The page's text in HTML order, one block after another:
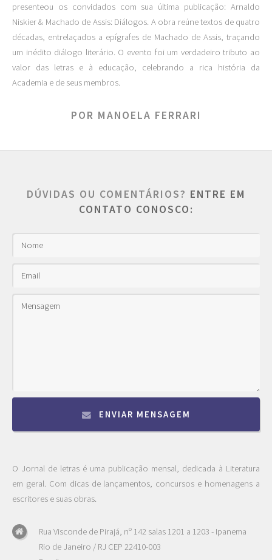
presenteou os convidados com sua última publicação: Arnaldo
Niskier & Machado de Assis: Diálogos. A obra reúne textos de quatro
décadas, entrelaçados a epígrafes de Machado de Assis, traçando
um inédito diálogo literário. O evento foi um verdadeiro tributo ao
valor das letras e à educação, celebrando a rica história da
Academia e de seus membros.
POR MANOELA FERRARI
DÚVIDAS OU COMENTÁRIOS? ENTRE EM
CONTATO CONOSCO:
ENVIAR MENSAGEM
O Jornal de letras é uma publicação mensal, dedicada à Literatura
em geral. Com dicas de lançamentos, concursos e homenagens a
escritores e suas obras.
Rua Visconde de Pirajá, nº 142 salas 1201 a 1203 - Ipanema
Rio de Janeiro / RJ CEP 22410-003